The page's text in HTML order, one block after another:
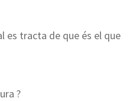
es tracta de que és el que
?